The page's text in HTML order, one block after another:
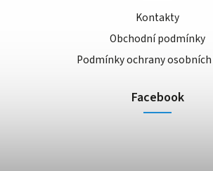
Kontakty
Obchodní podmínky
Podmínky ochrany osobních
Facebook